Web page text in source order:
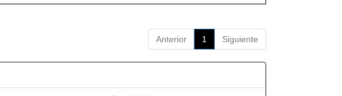
Anterior 1 Siguiente